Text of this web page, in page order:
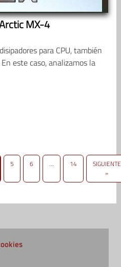
MX-4
para CPU, también
este caso, analizamos la
5 6 … 14
SIGUIENTE
»